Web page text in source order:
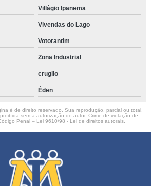
Villágio Ipanema
Vivendas do Lago
Votorantim
Zona Industrial
crugilo
Éden
é de direito reservado. Sua reprodução, parcial ou total,
sem a autorização do autor. Crime de violação de
Penal – Lei 9610/98 - Lei de direitos autorais